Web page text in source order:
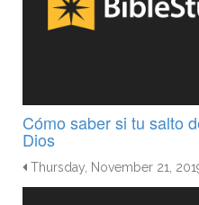
Cómo saber si tu salto
Dios
Thursday, November 21,